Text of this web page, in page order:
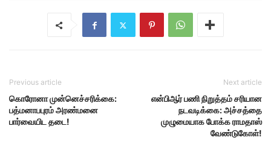
Previous article
கொரோனா முன்னெச்சரிக்கை:
பத்மனாபபுரம் அரண்மனை
பார்வையிட தடை!
Next article
என்பிஆர் பணி நிறுத்தம் சரியான
நடவடிக்கை: அச்சத்தை
முழுமையாக போக்க ராமதாஸ்
வேண்டுகோள்!